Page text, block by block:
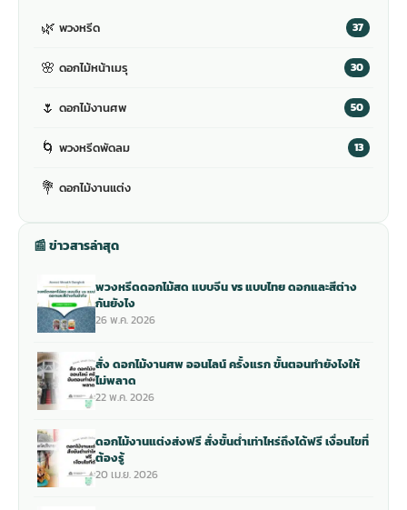
🌿 พวงหรีด 37
🌸 ดอกไม้หน้าเมรุ 30
🌷 ดอกไม้งานศพ 50
🌀 พวงหรีดพัดลม 13
💐 ดอกไม้งานแต่ง
📰 ข่าวสารล่าสุด
พวงหรีดดอกไม้สด แบบจีน vs แบบไทย ดอกและสีต่าง
กันยังไง
26 พ.ค. 2026
สั่ง ดอกไม้งานศพ ออนไลน์ ครั้งแรก ขั้นตอนทำยังไงให้
ไม่พลาด
22 พ.ค. 2026
ดอกไม้งานแต่งส่งฟรี สั่งขั้นต่ำเท่าไหร่ถึงได้ฟรี เงื่อนไขที่
ต้องรู้
20 เม.ย. 2026